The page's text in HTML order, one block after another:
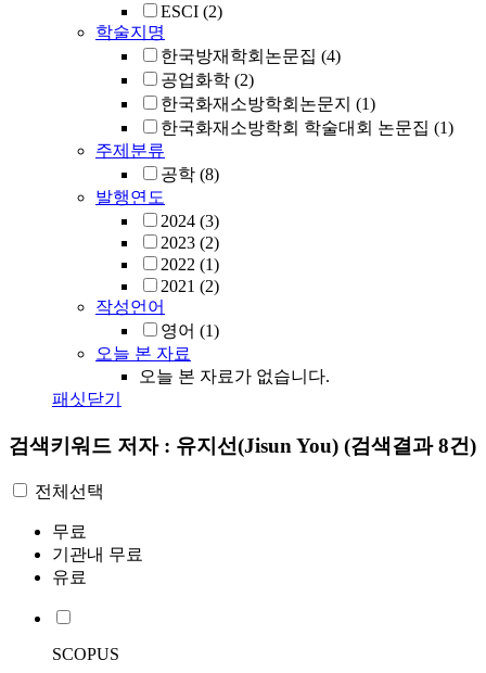
ESCI (2)
학술지명
한국방재학회논문집 (4)
공업화학 (2)
한국화재소방학회논문지 (1)
한국화재소방학회 학술대회 논문집 (1)
주제분류
공학 (8)
발행연도
2024 (3)
2023 (2)
2022 (1)
2021 (2)
작성언어
영어 (1)
오늘 본 자료
오늘 본 자료가 없습니다.
패싯닫기
검색키워드 저자 : 유지선(Jisun You) (검색결과 8건)
전체선택
무료
기관내 무료
유료
SCOPUS